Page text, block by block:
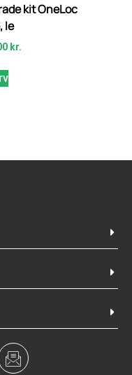
kit OneLoc
le
kr.